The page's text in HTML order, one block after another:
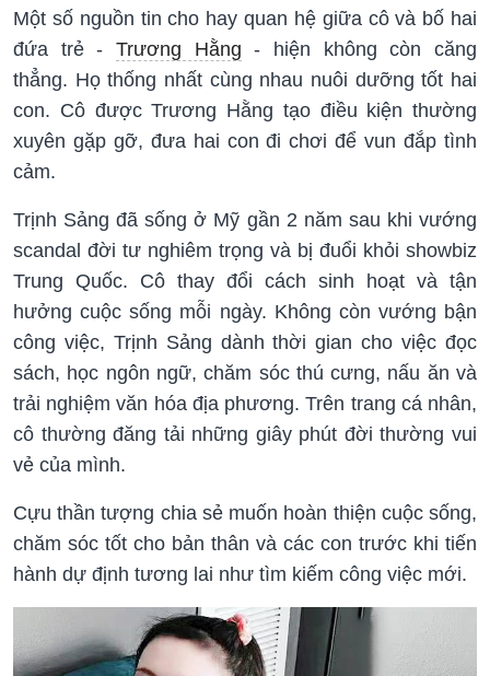
Một số nguồn tin cho hay quan hệ giữa cô và bố hai
đứa trẻ - Trương Hằng - hiện không còn căng
thẳng. Họ thống nhất cùng nhau nuôi dưỡng tốt hai
con. Cô được Trương Hằng tạo điều kiện thường
xuyên gặp gỡ, đưa hai con đi chơi để vun đắp tình
cảm.
Trịnh Sảng đã sống ở Mỹ gần 2 năm sau khi vướng
scandal đời tư nghiêm trọng và bị đuổi khỏi showbiz
Trung Quốc. Cô thay đổi cách sinh hoạt và tận
hưởng cuộc sống mỗi ngày. Không còn vướng bận
công việc, Trịnh Sảng dành thời gian cho việc đọc
sách, học ngôn ngữ, chăm sóc thú cưng, nấu ăn và
trải nghiệm văn hóa địa phương. Trên trang cá nhân,
cô thường đăng tải những giây phút đời thường vui
vẻ của mình.
Cựu thần tượng chia sẻ muốn hoàn thiện cuộc sống,
chăm sóc tốt cho bản thân và các con trước khi tiến
hành dự định tương lai như tìm kiếm công việc mới.